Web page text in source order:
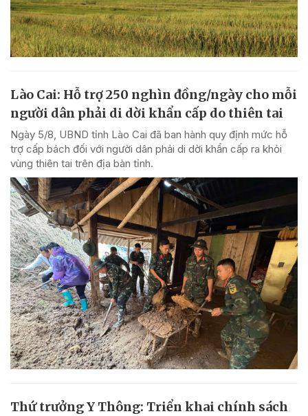
Lào Cai: Hỗ trợ 250 nghìn đồng/ngày cho mỗi
người dân phải di dời khẩn cấp do thiên tai
Ngày 5/8, UBND tỉnh Lào Cai đã ban hành quy định mức hỗ
trợ cấp bách đối với người dân phải di dời khẩn cấp ra khỏi
vùng thiên tai trên địa bàn tỉnh.
Thứ trưởng Y Thông: Triển khai chính sách